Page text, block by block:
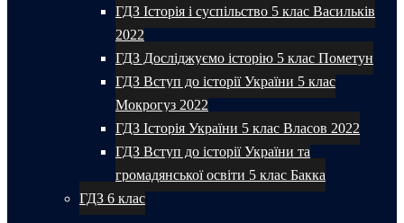
ГДЗ Історія і суспільство 5 клас Васильків
2022
ГДЗ Досліджуємо історію 5 клас Пометун
ГДЗ Вступ до історії України 5 клас
Мокрогуз 2022
ГДЗ Історія України 5 клас Власов 2022
ГДЗ Вступ до історії України та
громадянської освіти 5 клас Бакка
ГДЗ 6 клас